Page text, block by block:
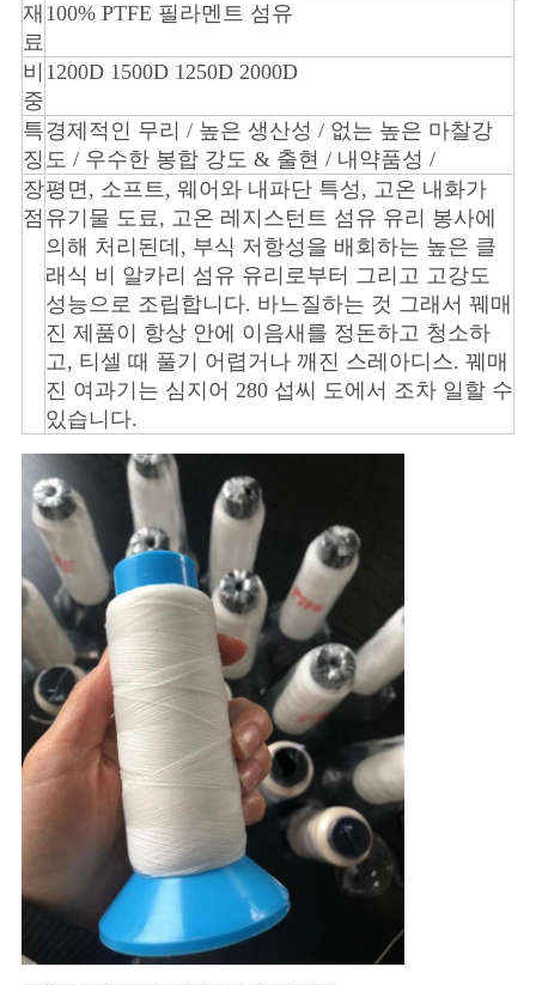
청
하
다
사
PRIVACY
POLICY
재
료
100% PTFE 필라멘트 섬유
비
중
1200D 1500D 1250D 2000D
특
징
경제적인 무리 / 높은 생산성 / 없는 높은 마찰강
도 / 우수한 봉합 강도 & 출현 / 내약품성 /
장
점
평면, 소프트, 웨어와 내파단 특성, 고온 내화가
유기물 도료, 고온 레지스턴트 섬유 유리 봉사에
의해 처리된데, 부식 저항성을 배회하는 높은 클
래식 비 알카리 섬유 유리로부터 그리고 고강도
성능으로 조립합니다. 바느질하는 것 그래서 꿰매
진 제품이 항상 안에 이음새를 정돈하고 청소하
고, 티셀 때 풀기 어렵거나 깨진 스레아디스. 꿰매
진 여과기는 심지어 280 섭씨 도에서 조차 일할 수
있습니다.